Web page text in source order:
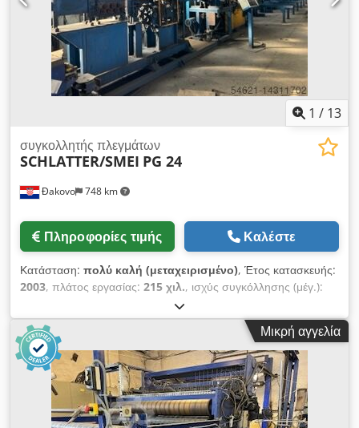
1 / 13
Đakovo 748 km
συγκολλητής πλεγμάτων
SCHLATTER/SMEI PG 24
Πληροφορίες τιμής Καλέστε
Κατάσταση: πολύ καλή (μεταχειρισμένο), Έτος κατασκευής:
2003, πλάτος εργασίας: 215 χιλ., ισχύς συγκόλλησης (μέγ.):
, Πλήρες εργοστάσιο συγκόλλησης πλέγματος /
πλέγματος δοκού Το εργοστάσιο αποτελείται : - Γραμμή
συγκόλλησης πλέγματος SCHLATTER PG 24 , Ημιαυτόματο ,
Έτος - 2002 - Γραμμή δικτυωτών δοκών SMEI , Πλήρως
αυτόματη , Έτος - 2003 - Μηχανές ευθυγράμμισης και κοπής
1x Wafios R4 2 x VITARI NR16 Dodpfx Aoqy Ek Ajlfjck 1X
VITARI NR10 - Γραμμή ψυχρής έλξης SMEI , Σύρμα εισόδου
max.10mm, Ταχύτητα - 4m/sec. - Αλλά μηχανή συγκόλλησης
Μικρή αγγελία